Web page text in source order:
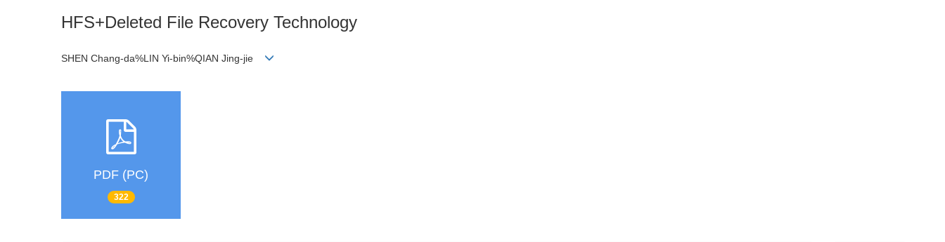
HFS+Deleted File Recovery Technology
SHEN Chang-da%LIN Yi-bin%QIAN Jing-jie
PDF (PC)
322